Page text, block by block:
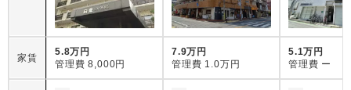
家賃
5.8万円
管理費 8,000円
7.9万円
管理費 1.0万円
5.1万円
管理費 ー